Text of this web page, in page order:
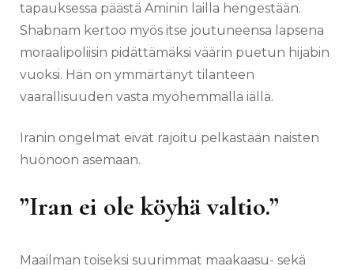
tapauksessa päästä Aminin lailla hengestään.
Shabnam kertoo myös itse joutuneensa lapsena
moraalipoliisin pidättämäksi väärin puetun hijabin
vuoksi. Hän on ymmärtänyt tilanteen
vaarallisuuden vasta myöhemmällä iällä.
Iranin ongelmat eivät rajoitu pelkästään naisten
huonoon asemaan.
”Iran ei ole köyhä valtio.”
Maailman toiseksi suurimmat maakaasu- sekä